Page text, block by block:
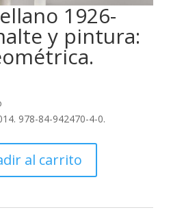
1926-
y pintura:
978-84-942470-4-0.
al carrito